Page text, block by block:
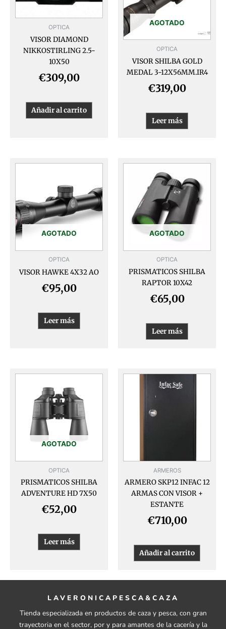
OPTICA
VISOR DIAMOND
NIKKOSTIRLING 2.5-
10X50
€309,00
Añadir al carrito
AGOTADO
OPTICA
VISOR SHILBA GOLD
MEDAL 3-12X56MM.IR4
€319,00
Leer más
AGOTADO
OPTICA
VISOR HAWKE 4X32 AO
€95,00
Leer más
AGOTADO
OPTICA
PRISMATICOS SHILBA
RAPTOR 10X42
€65,00
Leer más
AGOTADO
OPTICA
PRISMATICOS SHILBA
ADVENTURE HD 7X50
€52,00
Leer más
ARMEROS
ARMERO SKP12 INFAC 12
ARMAS CON VISOR +
ESTANTE
€710,00
Añadir al carrito
LAVERONICAPESCA&CAZA
Tienda especializada en productos de caza y pesca, con gran
trayectoria en el sector, por y para amantes de la cacería y la